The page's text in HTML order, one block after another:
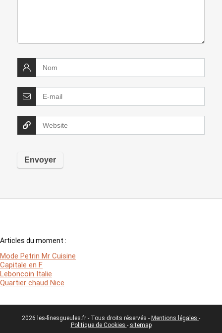
Articles du moment :
Mode Petrin Mr Cuisine
Capitale en F
Leboncoin Italie
Quartier chaud Nice
2026 les-finesgueules.fr - Tous droits réservés - Mentions légales -
Politique de Cookies - sitemap